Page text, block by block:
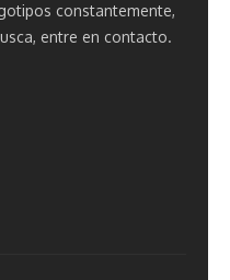
constantemente,
entre en contacto.